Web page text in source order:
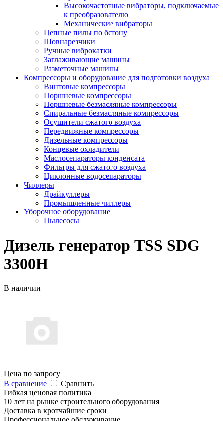
Высокочастотные вибраторы, подключаемые
к преобразователю
Механические вибраторы
Цепные пилы по бетону
Шовнарезчики
Ручные виброкатки
Заглаживающие машины
Разметочные машины
Компрессоры и оборудование для подготовки воздуха
Винтовые компрессоры
Поршневые компрессоры
Поршневые безмасляные компрессоры
Спиральные безмасляные компрессоры
Осушители сжатого воздуха
Передвижные компрессоры
Дизельные компрессоры
Концевые охладители
Маслосепараторы конденсата
Фильтры для сжатого воздуха
Циклонные водосепараторы
Чиллеры
Драйкуллеры
Промышленные чиллеры
Уборочное оборудование
Пылесосы
Дизель генератор TSS SDG
3300H
В наличии
Цена по запросу
В сравнение
Сравнить
Гибкая ценовая политика
10 лет на рынке строительного оборудования
Доставка в кротчайшие сроки